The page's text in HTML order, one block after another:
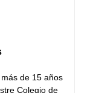
de 15 años
Colegio de